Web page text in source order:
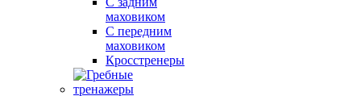
маховиком
С передним
маховиком
Кросстренеры